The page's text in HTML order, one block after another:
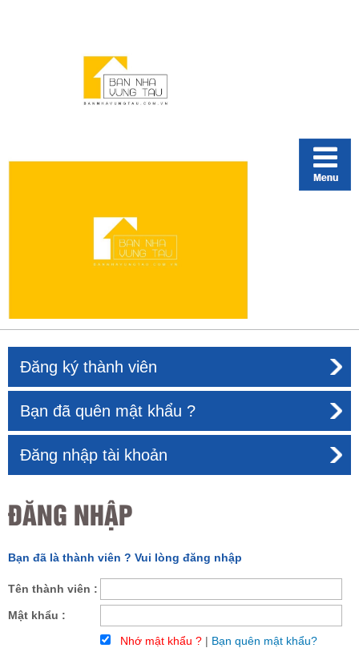
Đăng ký thành viên
Bạn đã quên mật khẩu ?
Đăng nhập tài khoản
ĐĂNG NHẬP
Bạn đã là thành viên ? Vui lòng đăng nhập
Tên thành viên :
Mật khẩu :
Nhớ mật khẩu ? | Bạn quên mật khẩu?